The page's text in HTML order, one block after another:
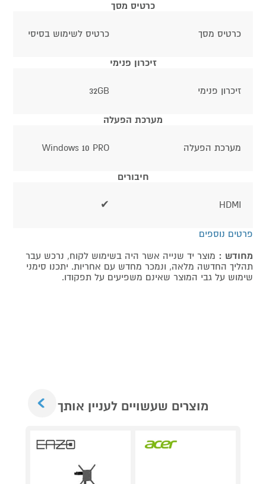
כרטיס מסך
כרטיס מסך כרטיס לשימוש בסיסי
זיכרון פנימי
זיכרון פנימי 32GB
מערכת הפעלה
מערכת הפעלה Windows 10 PRO
חיבורים
HDMI
✔
פרטים נוספים
מחודש : מוצר יד שנייה אשר היה בשימוש לקוח, נרכש עבר
תהליך החדשה מלאה, ונמכר מחדש עם אחריות. יתכנו סימני
שימוש על גבי המוצר שאינם משפיעים על תפקודו.
מוצרים שעשויים לעניין אותך